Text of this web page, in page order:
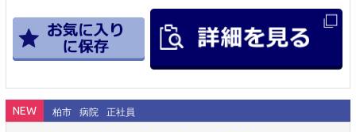
NEW 柏市 病院 正社員